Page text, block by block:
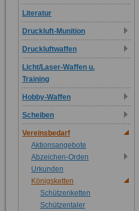
Literatur
Druckluft-Munition
Druckluftwaffen
Licht/Laser-Waffen u.
Training
Hobby-Waffen
Scheiben
Vereinsbedarf
Aktionsangebote
Abzeichen-Orden
Urkunden
Königsketten
Schützenketten
Schützentaler